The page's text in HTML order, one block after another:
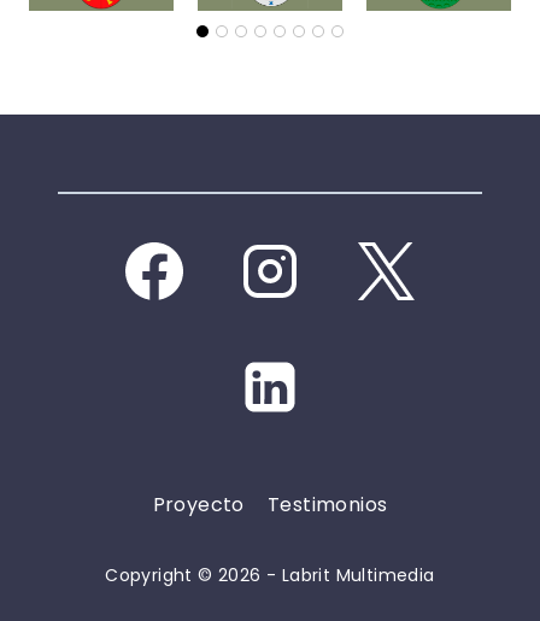
Proyecto Testimonios
Copyright © 2026 - Labrit Multimedia